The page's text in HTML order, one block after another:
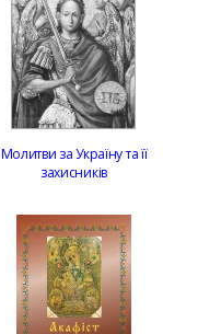
Молитви за Україну та її
захисників